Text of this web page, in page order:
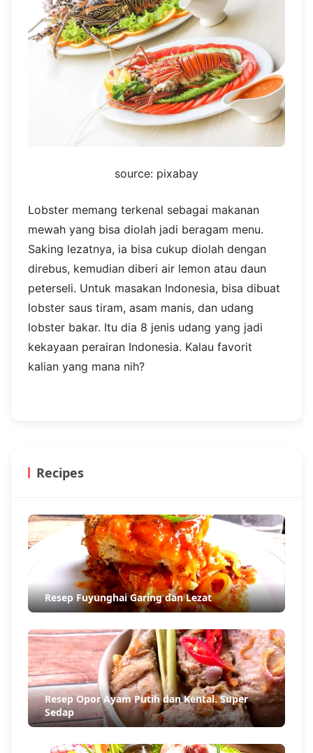
source: pixabay
Lobster memang terkenal sebagai makanan
mewah yang bisa diolah jadi beragam menu.
Saking lezatnya, ia bisa cukup diolah dengan
direbus, kemudian diberi air lemon atau daun
peterseli. Untuk masakan Indonesia, bisa dibuat
lobster saus tiram, asam manis, dan udang
lobster bakar. Itu dia 8 jenis udang yang jadi
kekayaan perairan Indonesia. Kalau favorit
kalian yang mana nih?
Recipes
Resep Fuyunghai Garing dan Lezat
Resep Opor Ayam Putih dan Kental. Super
Sedap